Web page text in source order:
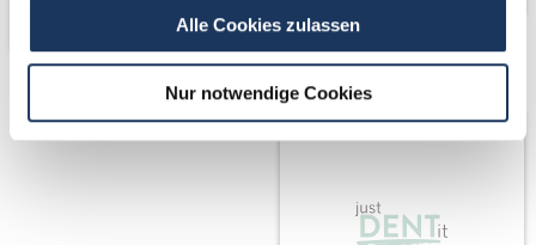
Alle Cookies zulassen
Nur notwendige Cookies
Partner von